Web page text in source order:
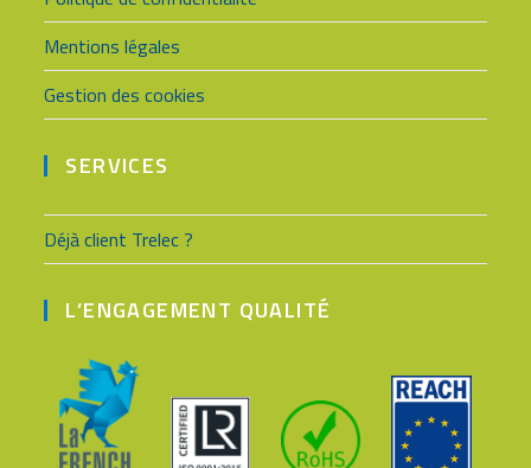
Mentions légales
Gestion des cookies
SERVICES
Déjà client Trelec ?
L’ENGAGEMENT QUALITÉ